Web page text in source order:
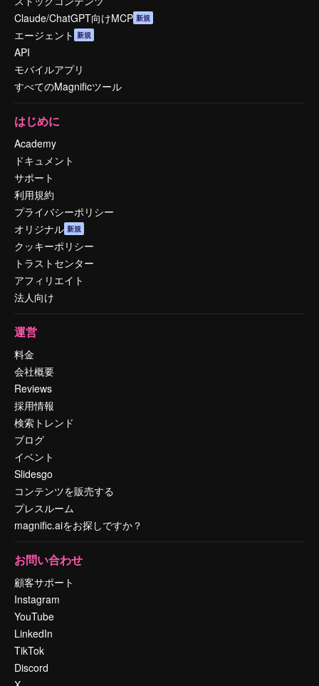
Claude/ChatGPT向けMCP 新規
エージェント 新規
API
モバイルアプリ
すべてのMagnificツール
はじめに
Academy
ドキュメント
サポート
利用規約
プライバシーポリシー
オリジナル 新規
クッキーポリシー
トラストセンター
アフィリエイト
法人向け
運営
料金
会社概要
Reviews
採用情報
検索トレンド
ブログ
イベント
Slidesgo
コンテンツを販売する
プレスルーム
magnific.aiをお探しですか？
お問い合わせ
顧客サポート
Instagram
YouTube
LinkedIn
TikTok
Discord